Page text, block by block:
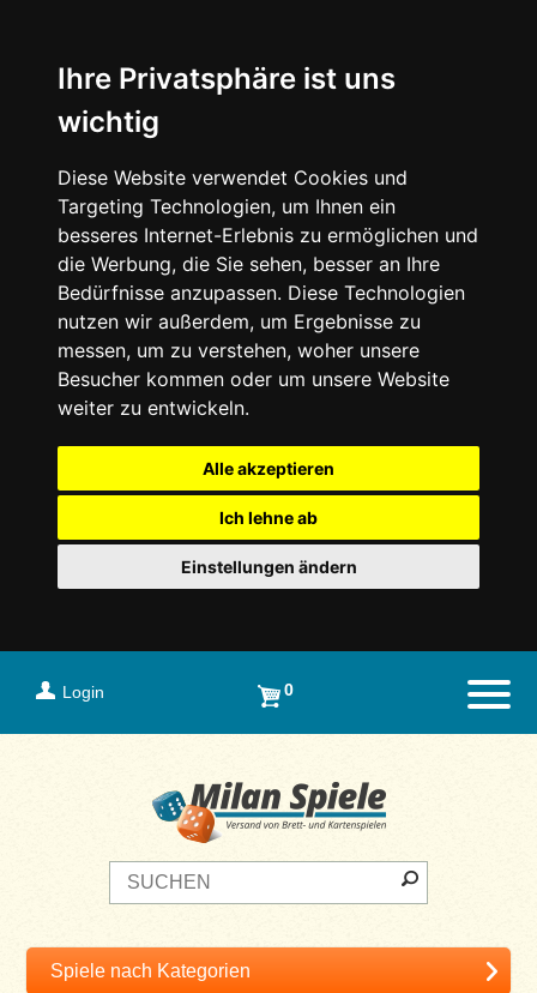
Ihre Privatsphäre ist uns
wichtig
Diese Website verwendet Cookies und
Targeting Technologien, um Ihnen ein
besseres Internet-Erlebnis zu ermöglichen und
die Werbung, die Sie sehen, besser an Ihre
Bedürfnisse anzupassen. Diese Technologien
nutzen wir außerdem, um Ergebnisse zu
messen, um zu verstehen, woher unsere
Besucher kommen oder um unsere Website
weiter zu entwickeln.
Alle akzeptieren
Ich lehne ab
Einstellungen ändern
Login 0